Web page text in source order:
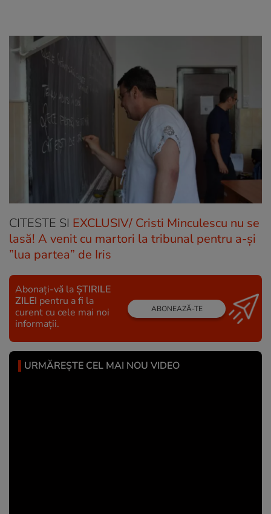
CITESTE SI EXCLUSIV/ Cristi Minculescu nu se
lasă! A venit cu martori la tribunal pentru a-și
”lua partea” de Iris
Abonați-vă la ȘTIRILE
ZILEI pentru a fi la
curent cu cele mai noi
informații.
ABONEAZĂ-TE
URMĂREȘTE CEL MAI NOU VIDEO